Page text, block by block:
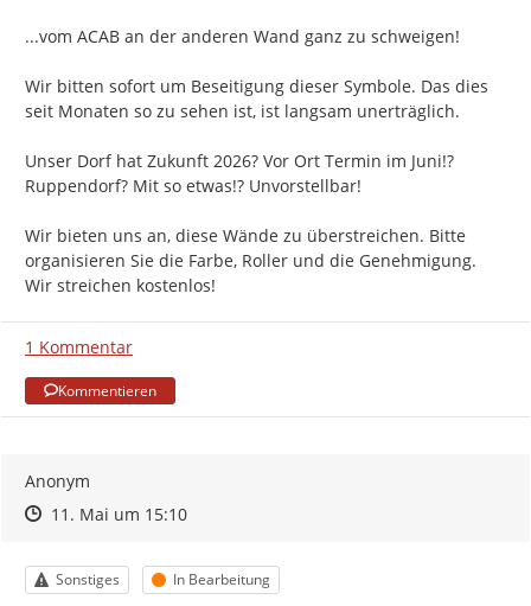
...vom ACAB an der anderen Wand ganz zu schweigen!
Wir bitten sofort um Beseitigung dieser Symbole. Das dies
seit Monaten so zu sehen ist, ist langsam unerträglich.
Unser Dorf hat Zukunft 2026? Vor Ort Termin im Juni!?
Ruppendorf? Mit so etwas!? Unvorstellbar!
Wir bieten uns an, diese Wände zu überstreichen. Bitte
organisieren Sie die Farbe, Roller und die Genehmigung.
Wir streichen kostenlos!
1 Kommentar
Kommentieren
Anonym
Zeitpunkt des Erstellens
Zeitpunkt des Erstellens
11. Mai um 15:10Zur Äußerung
Kategorie
Sonstiges Status
In Bearbeitung